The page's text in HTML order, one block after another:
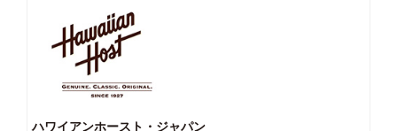
ハワイアンホースト・ジャパン